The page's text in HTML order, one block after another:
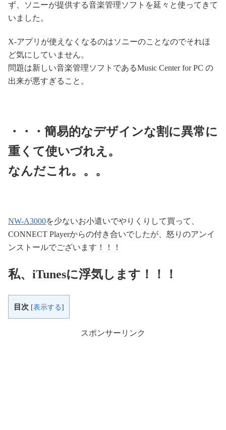
ず、ソニーが提供する音楽管理ソフトを延々と使ってきて
いました。
X-アプリが使えなくなるのはソニーのことなのでそれほ
ど気にしていません。
問題は新しい音楽管理ソフトであるMusic Center for PC の
出来が悪すぎること。
・・・簡易的なデザインな割に異常に
重くて使いづれえ。
なんだこれ。。。
NW-A3000を少ないお小遣いでやりくりして買って、
CONNECT Playerからの付き合いでしたが、怒りのアンイ
ンストールでございます！！！
私、iTunesに浮気します！！！
目次 [表示する]
スポンサーリンク